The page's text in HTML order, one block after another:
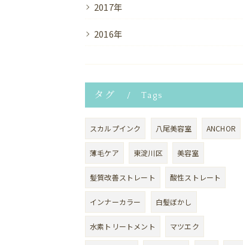
2017年
2016年
タグ Tags
スカルプインク 八尾美容室 ANCHOR
薄毛ケア 東淀川区 美容室
髪質改善ストレート 酸性ストレート
インナーカラー 白髪ぼかし
水素トリートメント マツエク